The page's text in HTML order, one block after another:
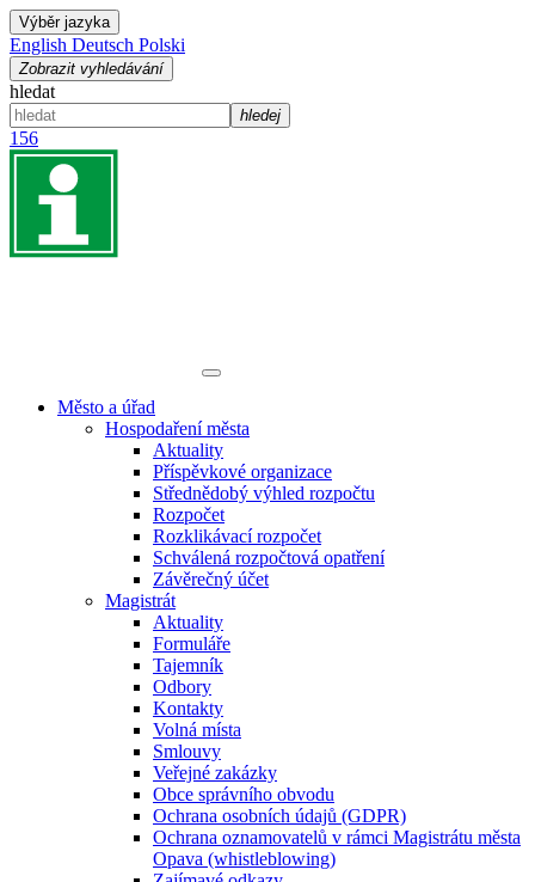
Výběr jazyka
English Deutsch Polski
Zobrazit vyhledávání
hledat
hledej
156
Město a úřad
Hospodaření města
Aktuality
Příspěvkové organizace
Střednědobý výhled rozpočtu
Rozpočet
Rozklikávací rozpočet
Schválená rozpočtová opatření
Závěrečný účet
Magistrát
Aktuality
Formuláře
Tajemník
Odbory
Kontakty
Volná místa
Smlouvy
Veřejné zakázky
Obce správního obvodu
Ochrana osobních údajů (GDPR)
Ochrana oznamovatelů v rámci Magistrátu města
Opava (whistleblowing)